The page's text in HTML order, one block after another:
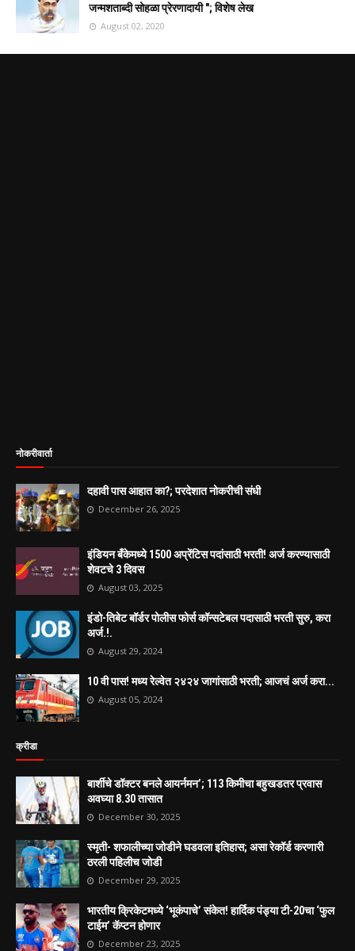
जन्मशताब्दी सोहळा प्रेरणादायी "; विशेष लेख
August 02, 2020
नोकरीवार्ता
दहावी पास आहात का?; परदेशात नोकरीची संधी
December 26, 2025
इंडियन बँकेमध्ये 1500 अप्रेंटिस पदांसाठी भरती! अर्ज करण्यासाठी
शेवटचे 3 दिवस
August 03, 2025
इंडो-तिबेट बॉर्डर पोलीस फोर्स कॉन्सटेबल पदासाठी भरती सुरु, करा
अर्ज.!.
August 29, 2024
10 वी पास! मध्य रेल्वेत २४२४ जागांसाठी भरती; आजचं अर्ज करा...
August 05, 2024
क्रीडा
बार्शीचे डॉक्टर बनले आयर्नमन’; 113 किमीचा बहुखडतर प्रवास
अवघ्या 8.30 तासात
December 30, 2025
स्मृती- शफालीच्या जोडीने घडवला इतिहास; असा रेकॉर्ड करणारी
ठरली पहिलीच जोडी
December 29, 2025
भारतीय क्रिकेटमध्ये ‘भूकंपाचे’ संकेत! हार्दिक पंड्या टी-20चा ‘फुल
टाईम’ कॅप्टन होणार
December 23, 2025